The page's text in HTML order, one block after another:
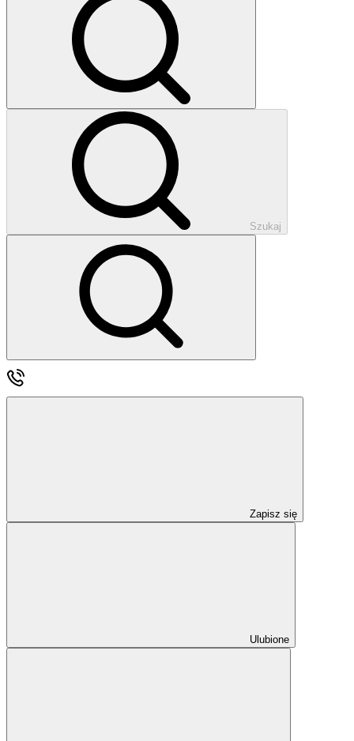
Szukaj
Zapisz się
Ulubione